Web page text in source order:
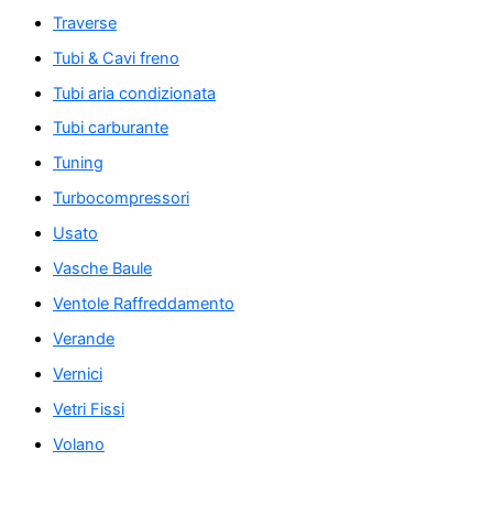
Traverse
Tubi & Cavi freno
Tubi aria condizionata
Tubi carburante
Tuning
Turbocompressori
Usato
Vasche Baule
Ventole Raffreddamento
Verande
Vernici
Vetri Fissi
Volano